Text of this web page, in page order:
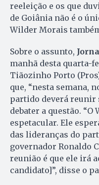
reeleição e os que
de Goiânia não é o
Wilder Morais
Sobre o assunto,
manhã desta quarta-
Tiãozinho Porto
que, “nesta semana,
partido deverá reunir
debater a questão.
espetacular. Ele
das lideranças do
governador Ronaldo
reunião é que ele irá
candidato]”, disse o